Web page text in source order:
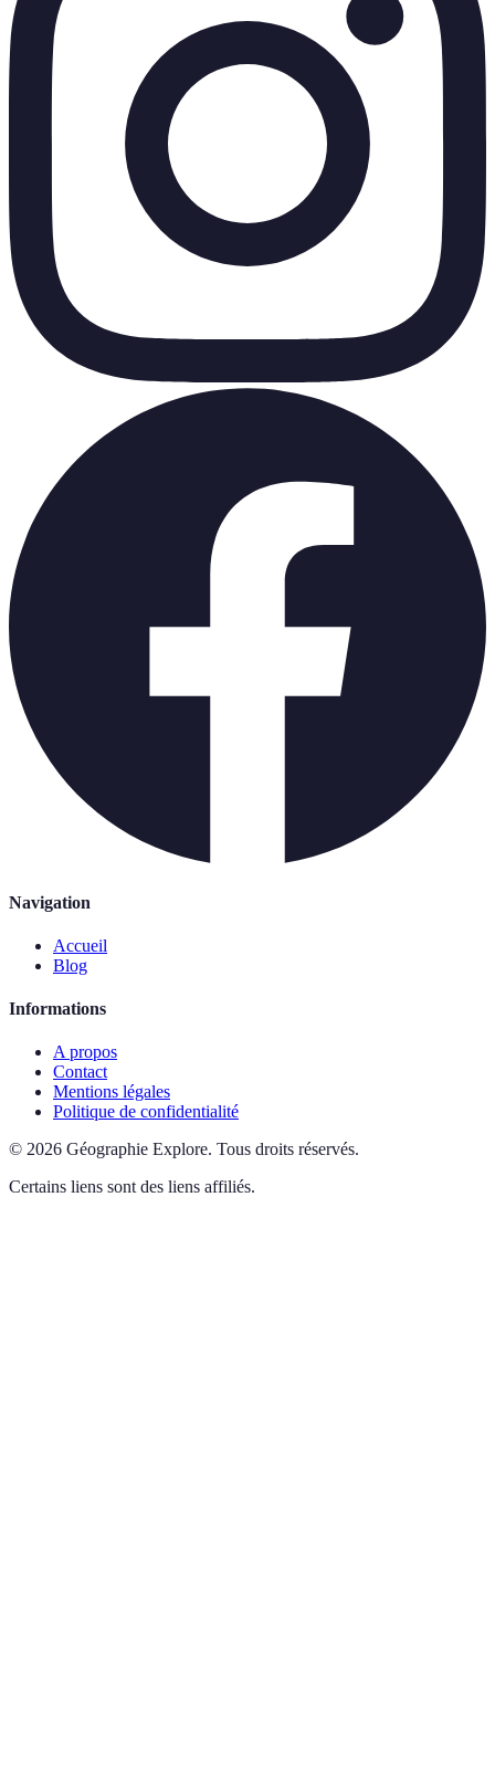
Navigation
Accueil
Blog
Informations
A propos
Contact
Mentions légales
Politique de confidentialité
© 2026 Géographie Explore. Tous droits réservés.
Certains liens sont des liens affiliés.